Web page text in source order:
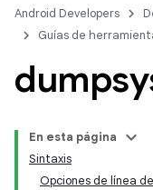
Android Developers
Guías de
En esta página
Sintaxis
Opciones de línea